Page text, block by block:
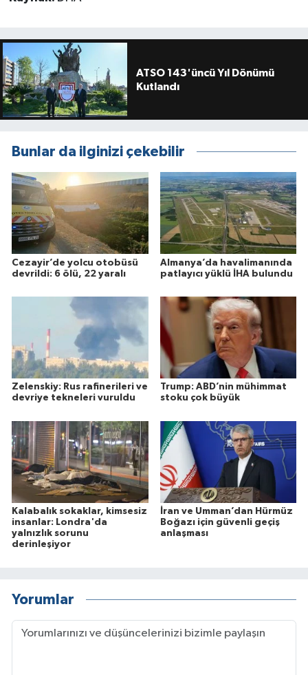
ATSO 143'üncü Yıl Dönümü
Kutlandı
Bunlar da ilginizi çekebilir
Cezayir’de yolcu otobüsü
devrildi: 6 ölü, 22 yaralı
Almanya’da havalimanında
patlayıcı yüklü İHA bulundu
Zelenskiy: Rus rafinerileri ve
devriye tekneleri vuruldu
Trump: ABD’nin mühimmat
stoku çok büyük
Kalabalık sokaklar, kimsesiz
insanlar: Londra'da
yalnızlık sorunu
derinleşiyor
İran ve Umman’dan Hürmüz
Boğazı için güvenli geçiş
anlaşması
Yorumlar